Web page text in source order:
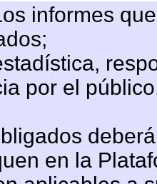
informes
por el
en la